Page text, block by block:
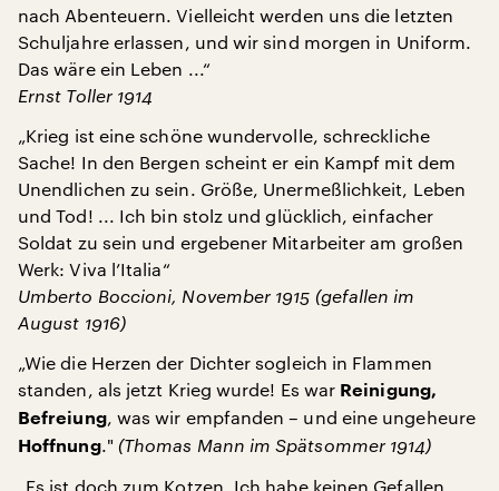
nach Abenteuern. Vielleicht werden uns die letzten
Schuljahre erlassen, und wir sind morgen in Uniform.
Das wäre ein Leben ...“
Ernst Toller 1914
„Krieg ist eine schöne wundervolle, schreckliche
Sache! In den Bergen scheint er ein Kampf mit dem
Unendlichen zu sein. Größe, Unermeßlichkeit, Leben
und Tod! ... Ich bin stolz und glücklich, einfacher
Soldat zu sein und ergebener Mitarbeiter am großen
Werk: Viva l’Italia“
Umberto Boccioni, November 1915 (gefallen im
August 1916)
„Wie die Herzen der Dichter sogleich in Flammen
standen, als jetzt Krieg wurde! Es war Reinigung,
Befreiung, was wir empfanden – und eine ungeheure
Hoffnung." (Thomas Mann im Spätsommer 1914)
„Es ist doch zum Kotzen. Ich habe keinen Gefallen